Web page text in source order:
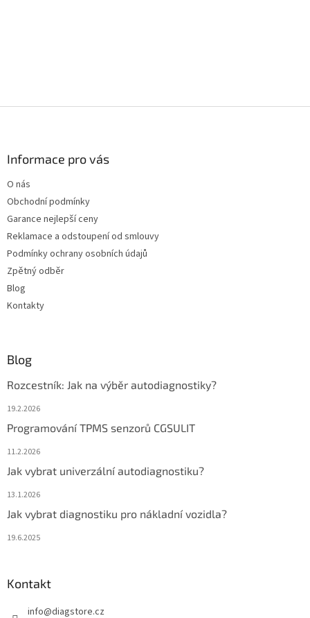
Informace pro vás
O nás
Obchodní podmínky
Garance nejlepší ceny
Reklamace a odstoupení od smlouvy
Podmínky ochrany osobních údajů
Zpětný odběr
Blog
Kontakty
Blog
Rozcestník: Jak na výběr autodiagnostiky?
19.2.2026
Programování TPMS senzorů CGSULIT
11.2.2026
Jak vybrat univerzální autodiagnostiku?
13.1.2026
Jak vybrat diagnostiku pro nákladní vozidla?
19.6.2025
Kontakt
info@diagstore.cz